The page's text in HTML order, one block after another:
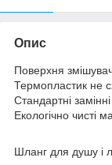
Опис
Поверхня
Термопластик не
Стандартні
Екологічно чисті
Шланг для душу і